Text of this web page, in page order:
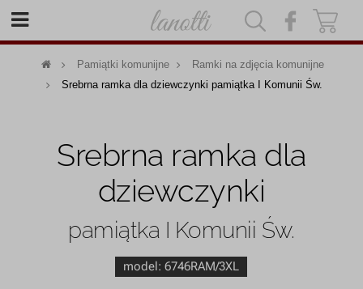
Pamiątki komunijne
Ramki na zdjęcia komunijne
Srebrna ramka dla dziewczynki pamiątka I Komunii Św.
Srebrna ramka dla
dziewczynki
pamiątka I Komunii Św.
model:6746RAM/3XL